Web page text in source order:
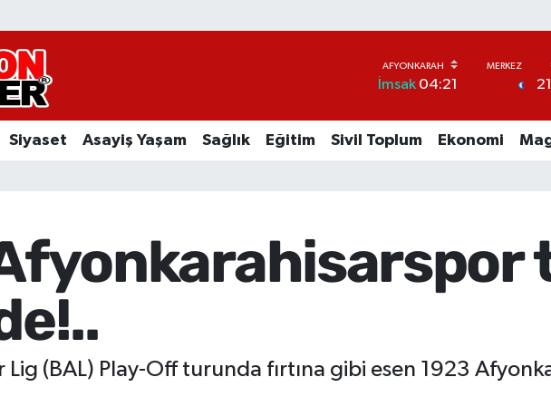
İmsak04:21 21
Siyaset Asayiş Yaşam Sağlık Eğitim Sivil Toplum Ekonomi
Lig (BAL) Play-Off turunda fırtına gibi esen 1923